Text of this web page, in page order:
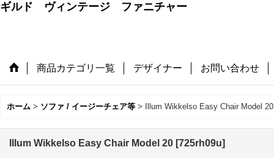
ギルド ヴィンテージ ファニチャー
商品カテゴリ一覧 デザイナー お問い合わせ
ホーム > ソファ / イージーチェア等 > Illum Wikkelso Easy Chair Model 20
Illum Wikkelso Easy Chair Model 20 [725rh09u]